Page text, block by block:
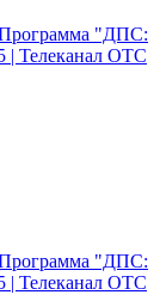
"ДПС:
| Телеканал ОТС
"ДПС:
| Телеканал ОТС